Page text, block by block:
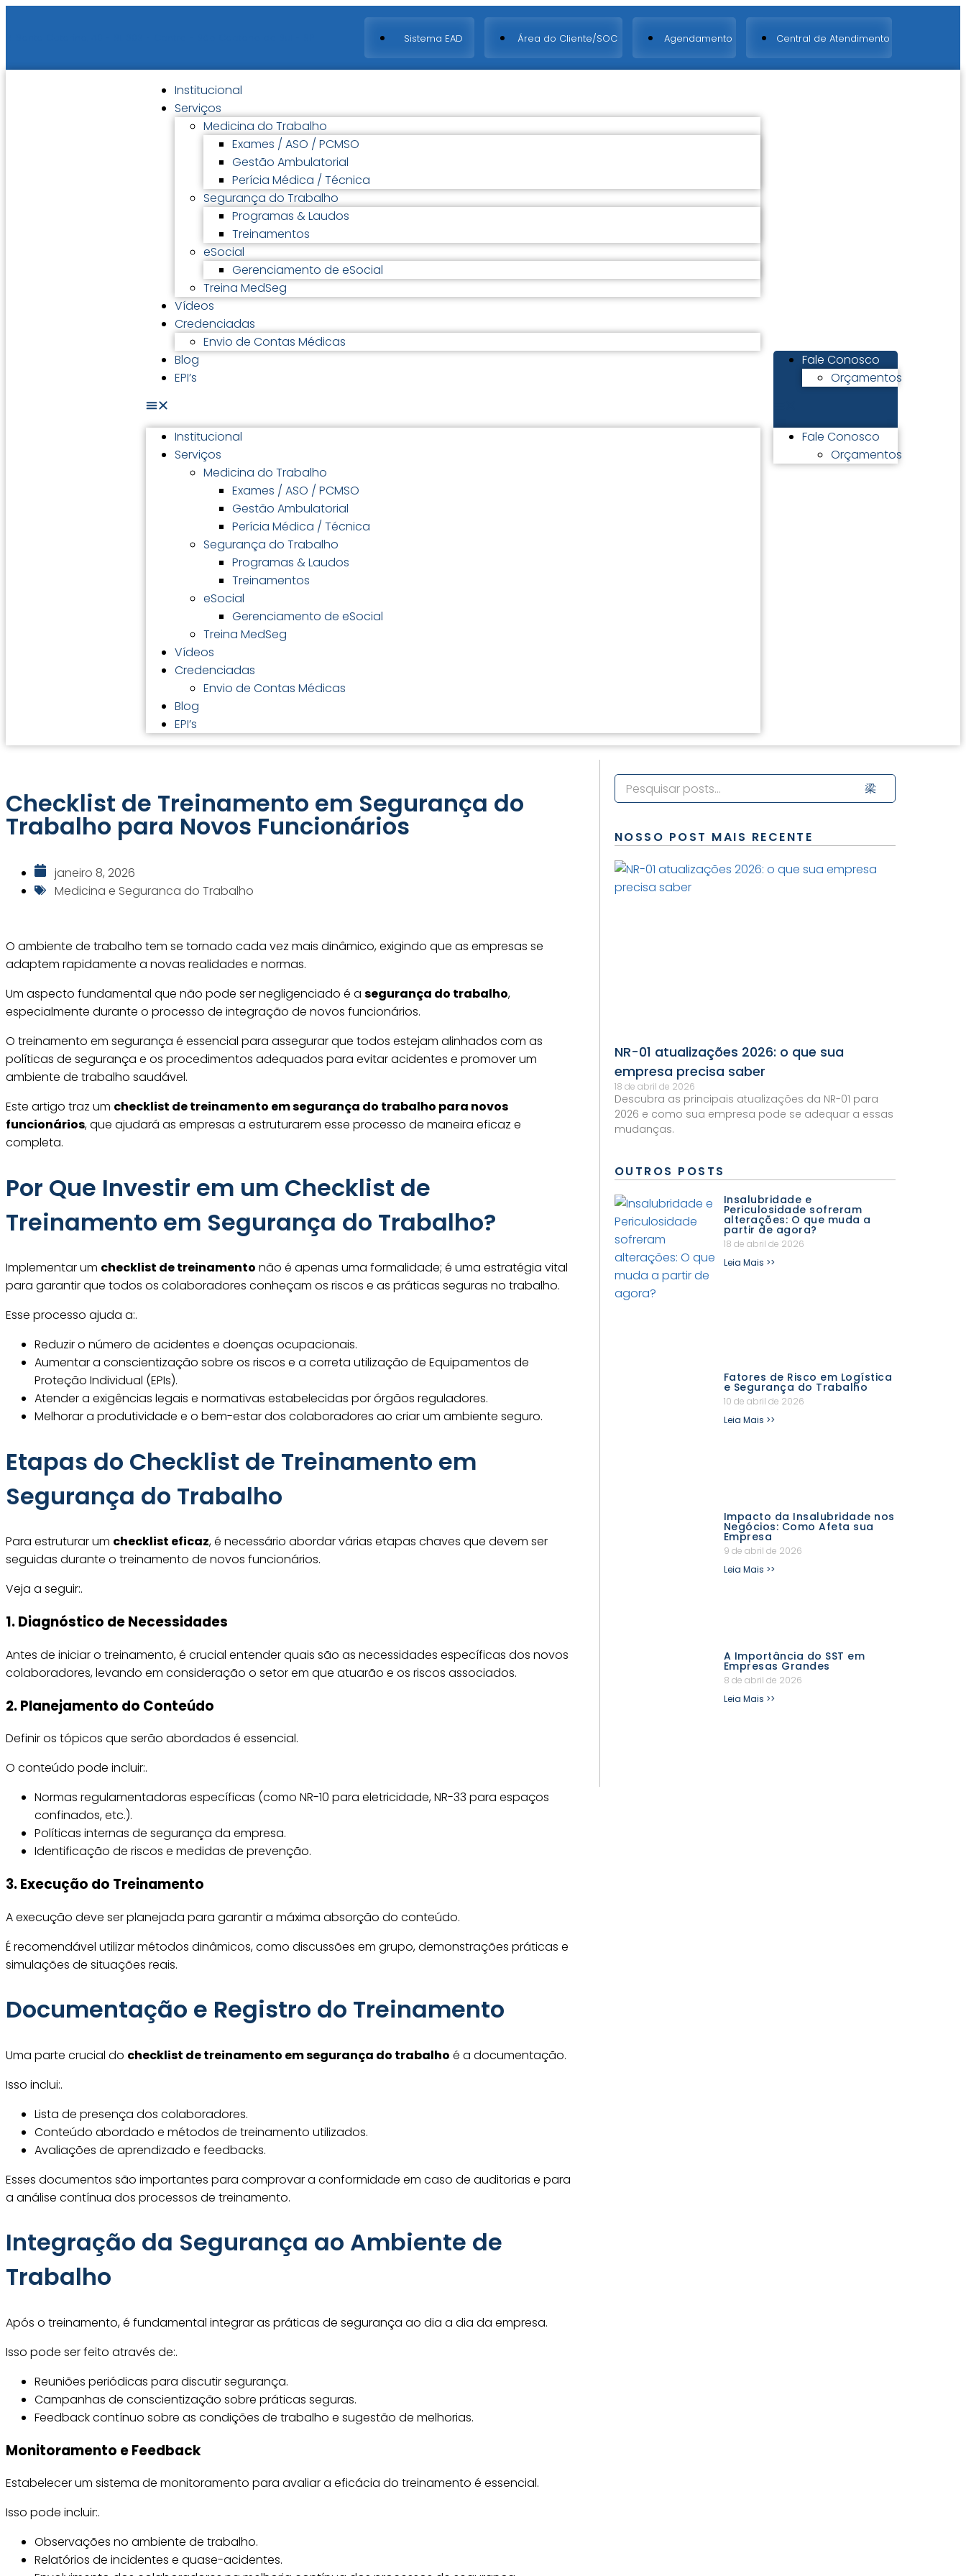
Sistema EAD Área do Cliente/SOC Agendamento Central de Atendimento
Institucional
Serviços
Medicina do Trabalho
Exames / ASO / PCMSO
Gestão Ambulatorial
Perícia Médica / Técnica
Segurança do Trabalho
Programas & Laudos
Treinamentos
eSocial
Gerenciamento de eSocial
Treina MedSeg
Vídeos
Credenciadas
Envio de Contas Médicas
Blog
EPI’s
Institucional
Serviços
Medicina do Trabalho
Exames / ASO / PCMSO
Gestão Ambulatorial
Perícia Médica / Técnica
Segurança do Trabalho
Programas & Laudos
Treinamentos
eSocial
Gerenciamento de eSocial
Treina MedSeg
Vídeos
Credenciadas
Envio de Contas Médicas
Blog
EPI’s
Fale Conosco
Orçamentos
Fale Conosco
Orçamentos
Checklist de Treinamento em Segurança do
Trabalho para Novos Funcionários
janeiro 8, 2026
Medicina e Seguranca do Trabalho
O ambiente de trabalho tem se tornado cada vez mais dinâmico, exigindo que as empresas se
adaptem rapidamente a novas realidades e normas.
Um aspecto fundamental que não pode ser negligenciado é a segurança do trabalho,
especialmente durante o processo de integração de novos funcionários.
O treinamento em segurança é essencial para assegurar que todos estejam alinhados com as
políticas de segurança e os procedimentos adequados para evitar acidentes e promover um
ambiente de trabalho saudável.
Este artigo traz um checklist de treinamento em segurança do trabalho para novos
funcionários, que ajudará as empresas a estruturarem esse processo de maneira eficaz e
completa.
Por Que Investir em um Checklist de
Treinamento em Segurança do Trabalho?
Implementar um checklist de treinamento não é apenas uma formalidade; é uma estratégia vital
para garantir que todos os colaboradores conheçam os riscos e as práticas seguras no trabalho.
Esse processo ajuda a:.
Reduzir o número de acidentes e doenças ocupacionais.
Aumentar a conscientização sobre os riscos e a correta utilização de Equipamentos de
Proteção Individual (EPIs).
Atender a exigências legais e normativas estabelecidas por órgãos reguladores.
Melhorar a produtividade e o bem-estar dos colaboradores ao criar um ambiente seguro.
Etapas do Checklist de Treinamento em
Segurança do Trabalho
Para estruturar um checklist eficaz, é necessário abordar várias etapas chaves que devem ser
seguidas durante o treinamento de novos funcionários.
Veja a seguir:.
1. Diagnóstico de Necessidades
Antes de iniciar o treinamento, é crucial entender quais são as necessidades específicas dos novos
colaboradores, levando em consideração o setor em que atuarão e os riscos associados.
2. Planejamento do Conteúdo
Definir os tópicos que serão abordados é essencial.
O conteúdo pode incluir:.
Normas regulamentadoras específicas (como NR-10 para eletricidade, NR-33 para espaços
confinados, etc.).
Políticas internas de segurança da empresa.
Identificação de riscos e medidas de prevenção.
3. Execução do Treinamento
A execução deve ser planejada para garantir a máxima absorção do conteúdo.
É recomendável utilizar métodos dinâmicos, como discussões em grupo, demonstrações práticas e
simulações de situações reais.
Documentação e Registro do Treinamento
Uma parte crucial do checklist de treinamento em segurança do trabalho é a documentação.
Isso inclui:.
Lista de presença dos colaboradores.
Conteúdo abordado e métodos de treinamento utilizados.
Avaliações de aprendizado e feedbacks.
Esses documentos são importantes para comprovar a conformidade em caso de auditorias e para
a análise contínua dos processos de treinamento.
Integração da Segurança ao Ambiente de
Trabalho
Após o treinamento, é fundamental integrar as práticas de segurança ao dia a dia da empresa.
Isso pode ser feito através de:.
Reuniões periódicas para discutir segurança.
Campanhas de conscientização sobre práticas seguras.
Feedback contínuo sobre as condições de trabalho e sugestão de melhorias.
Monitoramento e Feedback
Estabelecer um sistema de monitoramento para avaliar a eficácia do treinamento é essencial.
Isso pode incluir:.
Observações no ambiente de trabalho.
Relatórios de incidentes e quase-acidentes.
NOSSO POST MAIS RECENTE
NR-01 atualizações 2026: o que sua
empresa precisa saber
18 de abril de 2026
Descubra as principais atualizações da NR-01 para
2026 e como sua empresa pode se adequar a essas
mudanças.
OUTROS POSTS
Insalubridade e
Periculosidade sofreram
alterações: O que muda a
partir de agora?
18 de abril de 2026
Leia Mais >>
Fatores de Risco em Logística
e Segurança do Trabalho
10 de abril de 2026
Leia Mais >>
Impacto da Insalubridade nos
Negócios: Como Afeta sua
Empresa
9 de abril de 2026
Leia Mais >>
A Importância do SST em
Empresas Grandes
8 de abril de 2026
Leia Mais >>